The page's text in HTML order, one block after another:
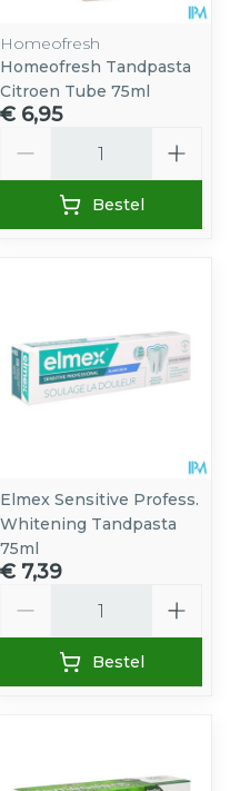
Homeofresh
Homeofresh Tandpasta
Citroen Tube 75ml
€ 6,95
Bestel
Elmex Sensitive Profess.
Whitening Tandpasta
75ml
€ 7,39
Bestel